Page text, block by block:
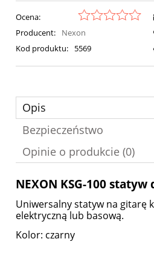
Ocena:
Producent:
Nexon
Kod produktu:
5569
Opis
Bezpieczeństwo
Opinie o produkcie (0)
NEXON KSG-100
Uniwersalny statyw na gitarę
elektryczną lub basową.
Kolor: czarny